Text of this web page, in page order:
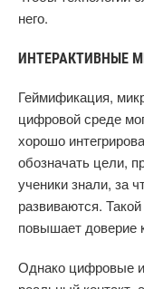
него.
ИНТЕРАКТИВНЫЕ
Геймификация,
цифровой среде
хорошо
обозначать цели,
ученики знали, за
развиваются.
повышает доверие
Однако цифровые